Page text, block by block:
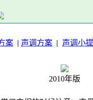
案 | 声调方案 | 声调小
2010年版